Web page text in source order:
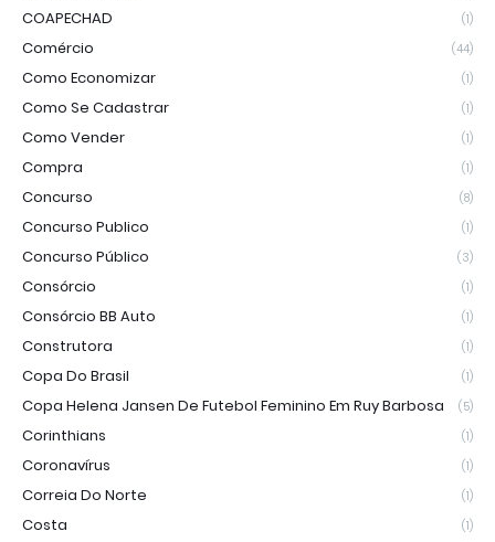
COAPECHAD (1)
Comércio (44)
Como Economizar (1)
Como Se Cadastrar (1)
Como Vender (1)
Compra (1)
Concurso (8)
Concurso Publico (1)
Concurso Público (3)
Consórcio (1)
Consórcio BB Auto (1)
Construtora (1)
Copa Do Brasil (1)
Copa Helena Jansen De Futebol Feminino Em Ruy Barbosa (5)
Corinthians (1)
Coronavírus (1)
Correia Do Norte (1)
Costa (1)